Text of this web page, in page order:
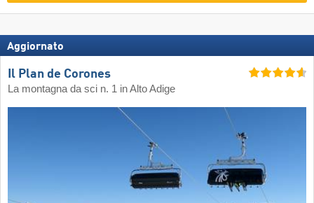
Aggiornato
Il Plan de Corones
La montagna da sci n. 1 in Alto Adige